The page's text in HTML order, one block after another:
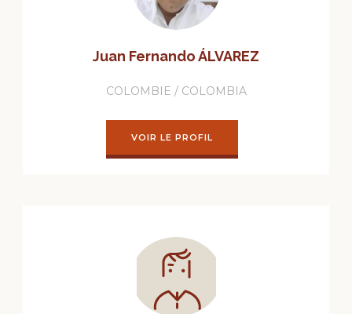
Juan Fernando ÁLVAREZ
COLOMBIE / COLOMBIA
VOIR LE PROFIL